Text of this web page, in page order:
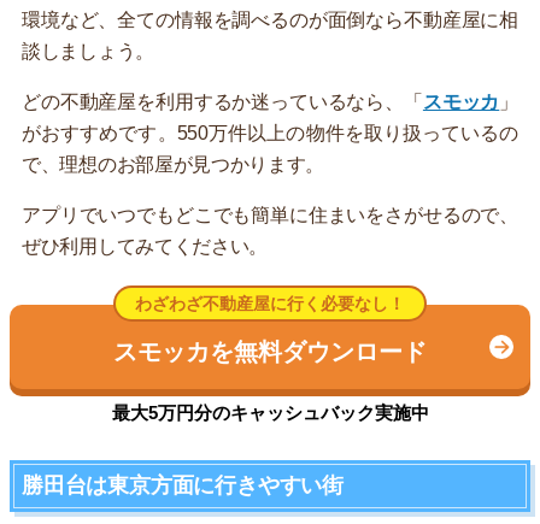
環境など、全ての情報を調べるのが面倒なら不動産屋に相
談しましょう。
どの不動産屋を利用するか迷っているなら、「 スモッカ 」
がおすすめです。550万件以上の物件を取り扱っているの
で、理想のお部屋が見つかります。
アプリでいつでもどこでも簡単に住まいをさがせるので、
ぜひ利用してみてください。
わざわざ不動産屋に行く必要なし！
スモッカを無料ダウンロード
最大5万円分のキャッシュバック実施中
勝田台は東京方面に行きやすい街